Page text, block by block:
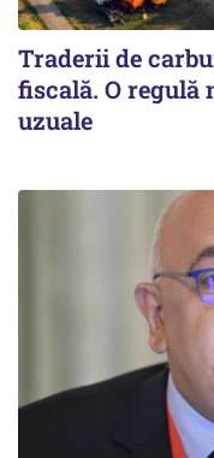
Traderii de
fiscală. O regulă
uzuale